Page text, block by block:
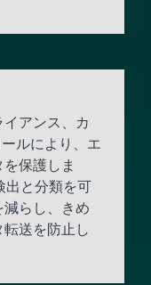
アンス、カ
ルにより、エ
保護しま
と分類を可
らし、きめ
送を防止し